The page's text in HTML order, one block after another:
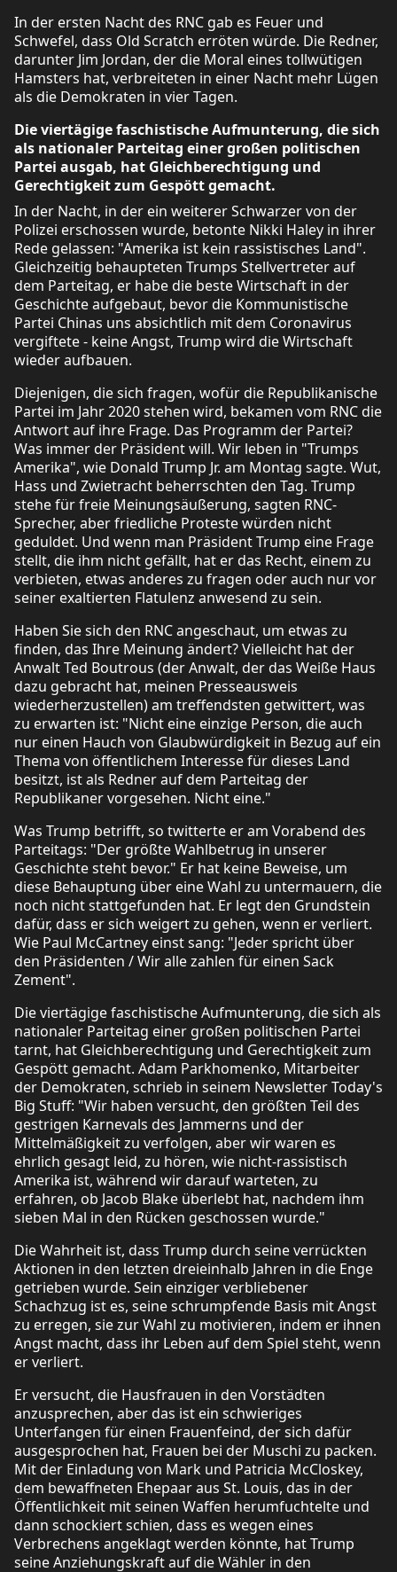
In der ersten Nacht des RNC gab es Feuer und
Schwefel, dass Old Scratch erröten würde. Die Redner,
darunter Jim Jordan, der die Moral eines tollwütigen
Hamsters hat, verbreiteten in einer Nacht mehr Lügen
als die Demokraten in vier Tagen.
Die viertägige faschistische Aufmunterung, die sich
als nationaler Parteitag einer großen politischen
Partei ausgab, hat Gleichberechtigung und
Gerechtigkeit zum Gespött gemacht.
In der Nacht, in der ein weiterer Schwarzer von der
Polizei erschossen wurde, betonte Nikki Haley in ihrer
Rede gelassen: "Amerika ist kein rassistisches Land".
Gleichzeitig behaupteten Trumps Stellvertreter auf
dem Parteitag, er habe die beste Wirtschaft in der
Geschichte aufgebaut, bevor die Kommunistische
Partei Chinas uns absichtlich mit dem Coronavirus
vergiftete - keine Angst, Trump wird die Wirtschaft
wieder aufbauen.
Diejenigen, die sich fragen, wofür die Republikanische
Partei im Jahr 2020 stehen wird, bekamen vom RNC die
Antwort auf ihre Frage. Das Programm der Partei?
Was immer der Präsident will. Wir leben in "Trumps
Amerika", wie Donald Trump Jr. am Montag sagte. Wut,
Hass und Zwietracht beherrschten den Tag. Trump
stehe für freie Meinungsäußerung, sagten RNC-
Sprecher, aber friedliche Proteste würden nicht
geduldet. Und wenn man Präsident Trump eine Frage
stellt, die ihm nicht gefällt, hat er das Recht, einem zu
verbieten, etwas anderes zu fragen oder auch nur vor
seiner exaltierten Flatulenz anwesend zu sein.
Haben Sie sich den RNC angeschaut, um etwas zu
finden, das Ihre Meinung ändert? Vielleicht hat der
Anwalt Ted Boutrous (der Anwalt, der das Weiße Haus
dazu gebracht hat, meinen Presseausweis
wiederherzustellen) am treffendsten getwittert, was
zu erwarten ist: "Nicht eine einzige Person, die auch
nur einen Hauch von Glaubwürdigkeit in Bezug auf ein
Thema von öffentlichem Interesse für dieses Land
besitzt, ist als Redner auf dem Parteitag der
Republikaner vorgesehen. Nicht eine."
Was Trump betrifft, so twitterte er am Vorabend des
Parteitags: "Der größte Wahlbetrug in unserer
Geschichte steht bevor." Er hat keine Beweise, um
diese Behauptung über eine Wahl zu untermauern, die
noch nicht stattgefunden hat. Er legt den Grundstein
dafür, dass er sich weigert zu gehen, wenn er verliert.
Wie Paul McCartney einst sang: "Jeder spricht über
den Präsidenten / Wir alle zahlen für einen Sack
Zement".
Die viertägige faschistische Aufmunterung, die sich als
nationaler Parteitag einer großen politischen Partei
tarnt, hat Gleichberechtigung und Gerechtigkeit zum
Gespött gemacht. Adam Parkhomenko, Mitarbeiter
der Demokraten, schrieb in seinem Newsletter Today's
Big Stuff: "Wir haben versucht, den größten Teil des
gestrigen Karnevals des Jammerns und der
Mittelmäßigkeit zu verfolgen, aber wir waren es
ehrlich gesagt leid, zu hören, wie nicht-rassistisch
Amerika ist, während wir darauf warteten, zu
erfahren, ob Jacob Blake überlebt hat, nachdem ihm
sieben Mal in den Rücken geschossen wurde."
Die Wahrheit ist, dass Trump durch seine verrückten
Aktionen in den letzten dreieinhalb Jahren in die Enge
getrieben wurde. Sein einziger verbliebener
Schachzug ist es, seine schrumpfende Basis mit Angst
zu erregen, sie zur Wahl zu motivieren, indem er ihnen
Angst macht, dass ihr Leben auf dem Spiel steht, wenn
er verliert.
Er versucht, die Hausfrauen in den Vorstädten
anzusprechen, aber das ist ein schwieriges
Unterfangen für einen Frauenfeind, der sich dafür
ausgesprochen hat, Frauen bei der Muschi zu packen.
Mit der Einladung von Mark und Patricia McCloskey,
dem bewaffneten Ehepaar aus St. Louis, das in der
Öffentlichkeit mit seinen Waffen herumfuchtelte und
dann schockiert schien, dass es wegen eines
Verbrechens angeklagt werden könnte, hat Trump
seine Anziehungskraft auf die Wähler in den